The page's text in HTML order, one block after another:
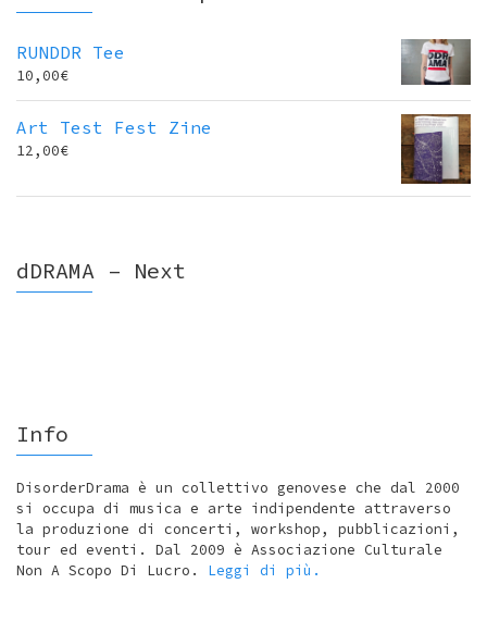
RUNDDR Tee
10,00€
Art Test Fest Zine
12,00€
dDRAMA – Next
Info
DisorderDrama è un collettivo genovese che dal 2000
si occupa di musica e arte indipendente attraverso
la produzione di concerti, workshop, pubblicazioni,
tour ed eventi. Dal 2009 è Associazione Culturale
Non A Scopo Di Lucro. Leggi di più.